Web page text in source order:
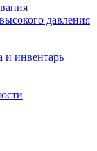
давления
и инвентарь